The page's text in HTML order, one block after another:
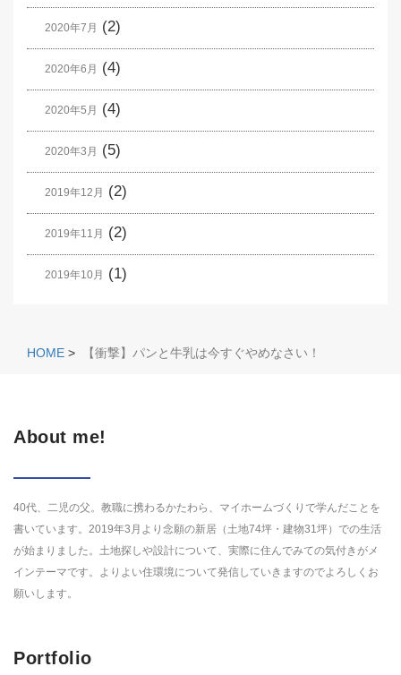
2020年7月 (2)
2020年6月 (4)
2020年5月 (4)
2020年3月 (5)
2019年12月 (2)
2019年11月 (2)
2019年10月 (1)
HOME > 【衝撃】パンと牛乳は今すぐやめなさい！
About me!
40代、二児の父。教職に携わるかたわら、マイホームづくりで学んだことを
書いています。2019年3月より念願の新居（土地74坪・建物31坪）での生活
が始まりました。土地探しや設計について、実際に住んでみての気付きがメ
インテーマです。よりよい住環境について発信していきますのでよろしくお
願いします。
Portfolio